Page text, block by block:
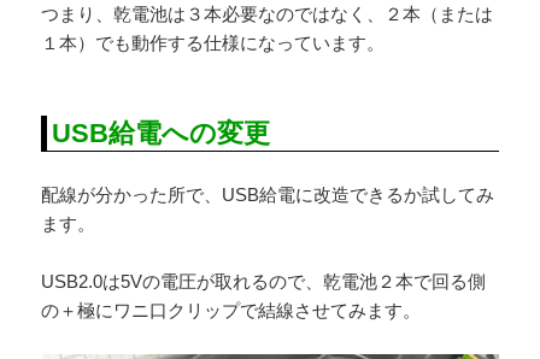
つまり、乾電池は３本必要なのではなく、２本（または
１本）でも動作する仕様になっています。
USB給電への変更
配線が分かった所で、USB給電に改造できるか試してみ
ます。
USB2.0は5Vの電圧が取れるので、乾電池２本で回る側
の＋極にワニ口クリップで結線させてみます。